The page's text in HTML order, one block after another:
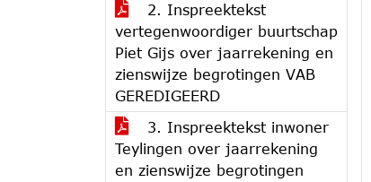
2. Inspreektekst
vertegenwoordiger buurtschap
Piet Gijs over jaarrekening en
zienswijze begrotingen VAB
GEREDIGEERD
3. Inspreektekst inwoner
Teylingen over jaarrekening
en zienswijze begrotingen